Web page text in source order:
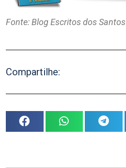
Fonte: Blog Escritos dos Santos
Compartilhe: